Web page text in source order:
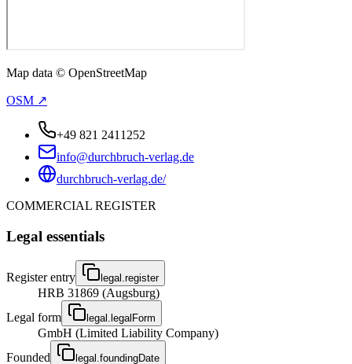
Map data © OpenStreetMap
OSM ↗
+49 821 2411252
info@durchbruch-verlag.de
durchbruch-verlag.de/
COMMERCIAL REGISTER
Legal essentials
Register entry legal.register
HRB 31869 (Augsburg)
Legal form
legal.legalForm
GmbH (Limited Liability Company)
Founded
legal.foundingDate